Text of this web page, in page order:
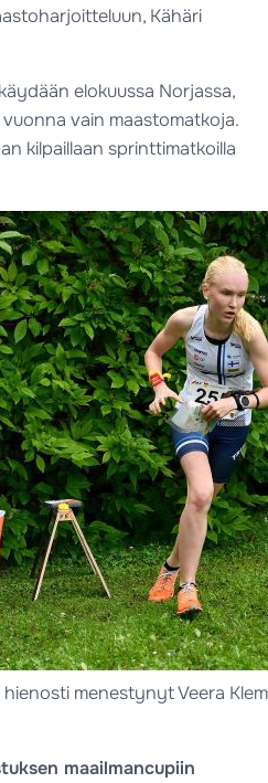
Kähäri
elokuussa Norjassa,
vain maastomatkoja.
kilpaillaan sprinttimatkoilla
menestynyt Veera
maailmancupiin